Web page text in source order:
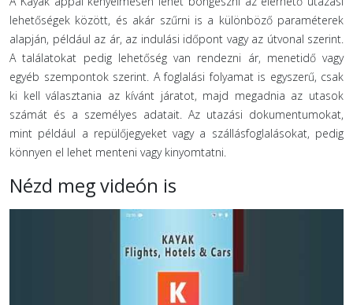
lehetőségek között, és akár szűrni is a különböző paraméterek
alapján, például az ár, az indulási időpont vagy az útvonal szerint.
A találatokat pedig lehetőség van rendezni ár, menetidő vagy
egyéb szempontok szerint. A foglalási folyamat is egyszerű, csak
ki kell választania az kívánt járatot, majd megadnia az utasok
számát és a személyes adatait. Az utazási dokumentumokat,
mint például a repülőjegyeket vagy a szállásfoglalásokat, pedig
könnyen el lehet menteni vagy kinyomtatni.
Nézd meg videón is